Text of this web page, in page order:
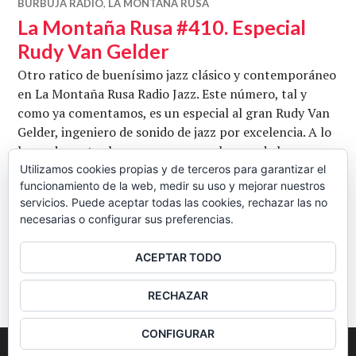
BURBUJA RADIO, LA MONTAÑA RUSA
La Montaña Rusa #410. Especial
Rudy Van Gelder
Otro ratico de buenísimo jazz clásico y contemporáneo
en La Montaña Rusa Radio Jazz. Este número, tal y
como ya comentamos, es un especial al gran Rudy Van
Gelder, ingeniero de sonido de jazz por excelencia. A lo
largo de cuatro horas, repasamos algunas de las
grabaciones claves de la Historia del Jazz en las que
participó activamente el gran Rudy Van Gelder,
responsable de …Seguir leyendoLa Montaña Rusa
BARRA
LATERAL
2026 Colectivo Burbuja
Utilizamos cookies propias y de terceros para garantizar el
funcionamiento de la web, medir su uso y mejorar nuestros
servicios. Puede aceptar todas las cookies, rechazar las no
necesarias o configurar sus preferencias.
ACEPTAR TODO
RECHAZAR
CONFIGURAR